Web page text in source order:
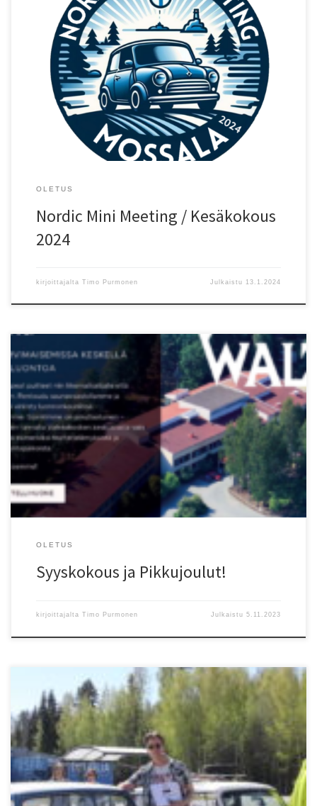
OLETUS
Nordic Mini Meeting / Kesäkokous
2024
kirjoittajalta Timo Purmonen Julkaistu 13.1.2024
OLETUS
Syyskokous ja Pikkujoulut!
kirjoittajalta Timo Purmonen Julkaistu5.11.2023
Mobilia, Minejä ja aurinkoa. Siitä on hyvä päivä tehty.